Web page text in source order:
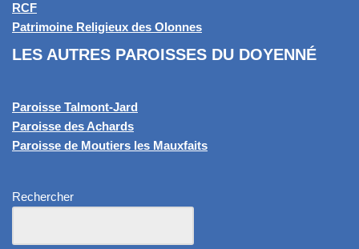
RCF
Patrimoine Religieux des Olonnes
LES AUTRES PAROISSES DU DOYENNÉ
Paroisse Talmont-Jard
Paroisse des Achards
Paroisse de Moutiers les Mauxfaits
Rechercher